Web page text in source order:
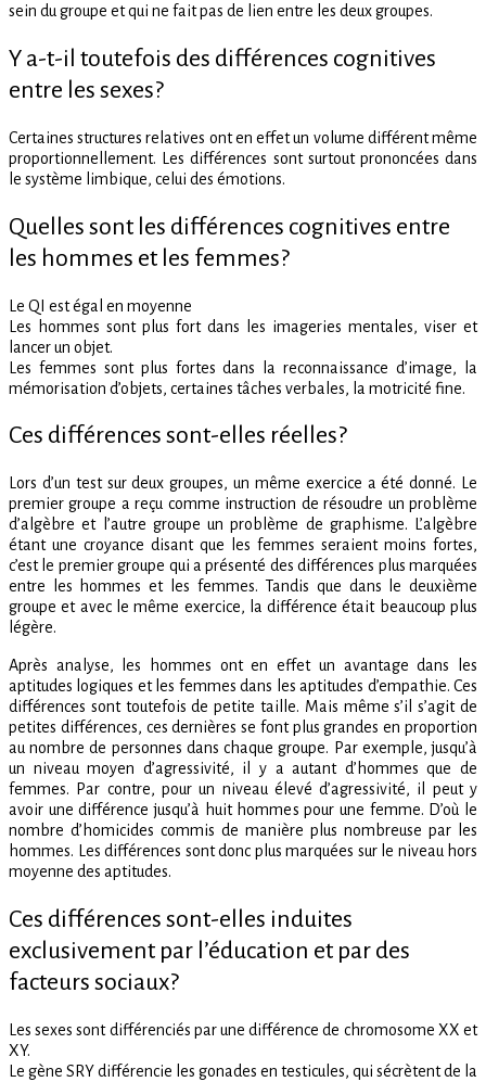
sein du groupe et qui ne fait pas de lien entre les deux groupes.
Y a-t-il toutefois des différences cognitives
entre les sexes?
Certaines structures relatives ont en effet un volume différent même
proportionnellement.
Les différences sont surtout prononcées dans
le système limbique, celui des émotions.
Quelles sont les différences cognitives entre
les hommes et les femmes?
Le QI est égal en moyenne
Les hommes sont plus fort dans les imageries mentales, viser et
lancer un objet.
Les femmes sont plus fortes dans la reconnaissance d’image, la
mémorisation d’objets, certaines tâches verbales, la motricité fine.
Ces différences sont-elles réelles?
Lors d’un test sur deux groupes, un même exercice a été donné. Le
premier groupe a reçu comme instruction de résoudre un problème
d’algèbre et l’autre groupe un problème de graphisme. L’algèbre
étant une croyance disant que les femmes seraient moins fortes,
c’est le premier groupe qui a présenté des différences plus marquées
entre les hommes et les femmes. Tandis que dans le deuxième
groupe et avec le même exercice, la différence était beaucoup plus
légère.
Après analyse, les hommes ont en effet un avantage dans les
aptitudes logiques et les femmes dans les aptitudes d’empathie. Ces
différences sont toutefois de petite taille. Mais même s’il s’agit de
petites différences, ces dernières se font plus grandes en proportion
au nombre de personnes dans chaque groupe. Par exemple, jusqu’à
un niveau moyen d’agressivité, il y a autant d’hommes que de
femmes. Par contre, pour un niveau élevé d’agressivité, il peut y
avoir une différence jusqu’à huit hommes pour une femme. D’où le
nombre d’homicides commis de manière plus nombreuse par les
hommes. Les différences sont donc plus marquées sur le niveau hors
moyenne des aptitudes.
Ces différences sont-elles induites
exclusivement par l’éducation et par des
facteurs sociaux?
Les sexes sont différenciés par une différence de chromosome XX et
XY.
Le gène SRY différencie les gonades en testicules, qui sécrètent de la